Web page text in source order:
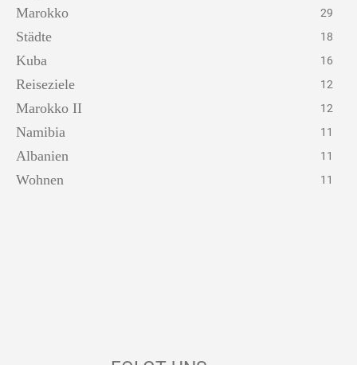
Marokko 29
Städte 18
Kuba 16
Reiseziele 12
Marokko II 12
Namibia 11
Albanien 11
Wohnen 11